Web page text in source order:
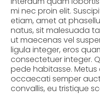
mi nec proin elit.
etiam, amet at
natus, sit malesuada
ut maecenas vel
ligula integer, eros
consectetuer integer.
pede habitasse. Metus
occaecati semper
convallis, eu tristique